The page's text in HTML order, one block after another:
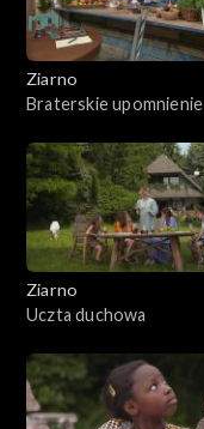
Ziarno
Braterskie upomnienie
Ziarno
Uczta duchowa